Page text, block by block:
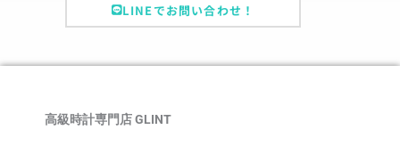
LINEでお問い合わせ！
高級時計専門店 GLINT